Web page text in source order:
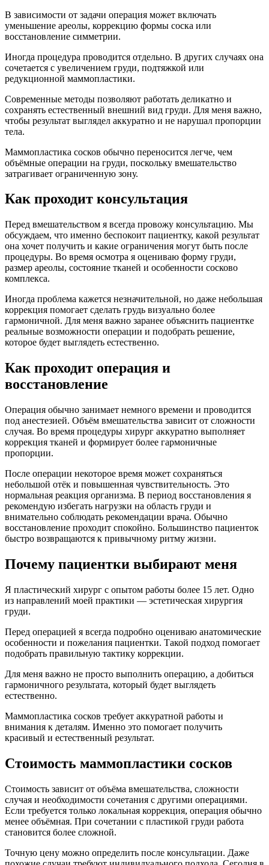
В зависимости от задачи операция может включать
уменьшение ареолы, коррекцию формы соска или
восстановление симметрии.
Иногда процедура проводится отдельно. В других случаях она
сочетается с увеличением груди, подтяжкой или
редукционной маммопластики.
Современные методы позволяют работать деликатно и
сохранять естественный внешний вид груди. Для меня важно,
чтобы результат выглядел аккуратно и не нарушал пропорции
тела.
Маммопластика сосков обычно переносится легче, чем
объёмные операции на груди, поскольку вмешательство
затрагивает ограниченную зону.
Как проходит консультация
Перед вмешательством я всегда провожу консультацию. Мы
обсуждаем, что именно беспокоит пациентку, какой результат
она хочет получить и какие ограничения могут быть после
процедуры. Во время осмотра я оцениваю форму груди,
размер ареолы, состояние тканей и особенности сосково
комплекса.
Иногда проблема кажется незначительной, но даже небольшая
коррекция помогает сделать грудь визуально более
гармоничной. Для меня важно заранее объяснить пациентке
реальные возможности операции и подобрать решение,
которое будет выглядеть естественно.
Как проходит операция и
восстановление
Операция обычно занимает немного времени и проводится
под анестезией. Объём вмешательства зависит от сложности
случая. Во время процедуры хирург аккуратно выполняет
коррекция тканей и формирует более гармоничные
пропорции.
После операции некоторое время может сохраняться
небольшой отёк и повышенная чувствительность. Это
нормальная реакция организма. В период восстановления я
рекомендую избегать нагрузки на область груди и
внимательно соблюдать рекомендации врача. Обычно
восстановление проходит спокойно. Большинство пациенток
быстро возвращаются к привычному ритму жизни.
Почему пациентки выбирают меня
Я пластический хирург с опытом работы более 15 лет. Одно
из направлений моей практики — эстетическая хирургия
груди.
Перед операцией я всегда подробно оцениваю анатомические
особенности и пожелания пациентки. Такой подход помогает
подобрать правильную тактику коррекции.
Для меня важно не просто выполнить операцию, а добиться
гармоничного результата, который будет выглядеть
естественно.
Маммопластика сосков требует аккуратной работы и
внимания к деталям. Именно это помогает получить
красивый и естественный результат.
Стоимость маммопластики сосков
Стоимость зависит от объёма вмешательства, сложности
случая и необходимости сочетания с другими операциями.
Если требуется только локальная коррекция, операция обычно
менее объёмная. При сочетании с пластикой груди работа
становится более сложной.
Точную цену можно определить после консультации. Даже